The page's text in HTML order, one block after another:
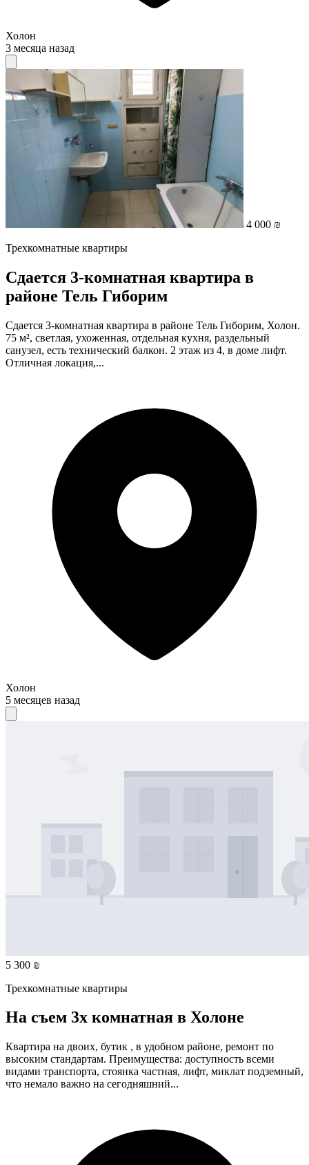
Холон
3 месяца назад
4 000 ₪
Трехкомнатные квартиры
Сдается 3-комнатная квартира в
районе Тель Гиборим
Сдается 3-комнатная квартира в районе Тель Гиборим, Холон.
75 м², светлая, ухоженная, отдельная кухня, раздельный
санузел, есть технический балкон. 2 этаж из 4, в доме лифт.
Отличная локация,...
Холон
5 месяцев назад
5 300 ₪
Трехкомнатные квартиры
На съем 3х комнатная в Холоне
Квартира на двоих, бутик , в удобном районе, ремонт по
высоким стандартам. Преимущества: доступность всеми
видами транспорта, стоянка частная, лифт, миклат подземный,
что немало важно на сегодняшний...